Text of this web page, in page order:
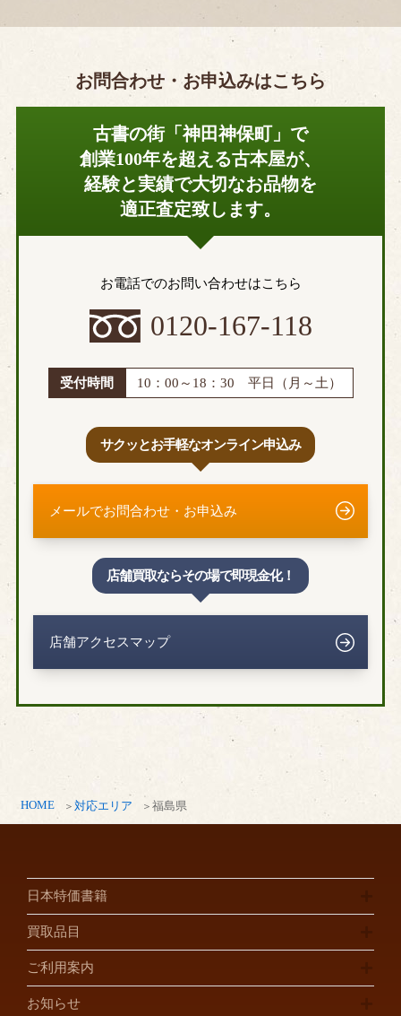
HOME 対応エリア 福島県
お問合わせ・お申込みはこちら
古書の街「神田神保町」で
創業100年を超える古本屋が、
経験と実績で大切なお品物を
適正査定致します。
お電話でのお問い合わせはこちら
0120-167-118
受付時間 10：00～18：30 平日（月～土）
サクッとお手軽なオンライン申込み
メールでお問合わせ・お申込み
店舗買取ならその場で即現金化！
店舗アクセスマップ
日本特価書籍
買取品目
ご利用案内
お知らせ